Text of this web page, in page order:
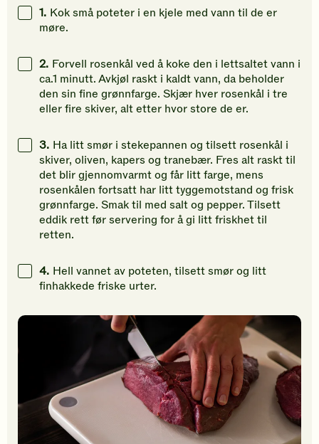
vurdere
denne
oppskriften.
din
din
1. Kok små poteter i en kjele med vann til de er
møre.
2. Forvell rosenkål ved å koke den i lettsaltet vann i
ca.1 minutt. Avkjøl raskt i kaldt vann, da beholder
den sin fine grønnfarge. Skjær hver rosenkål i tre
eller fire skiver, alt etter hvor store de er.
3. Ha litt smør i stekepannen og tilsett rosenkål i
skiver, oliven, kapers og tranebær. Fres alt raskt til
det blir gjennomvarmt og får litt farge, mens
rosenkålen fortsatt har litt tyggemotstand og frisk
grønnfarge. Smak til med salt og pepper. Tilsett
eddik rett før servering for å gi litt friskhet til
retten.
4. Hell vannet av poteten, tilsett smør og litt
finhakkede friske urter.